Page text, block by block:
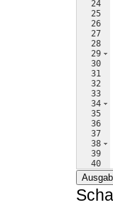
24
25
26
27
28
29
30
31
32
33
34
35
36
37
38
39
40
41